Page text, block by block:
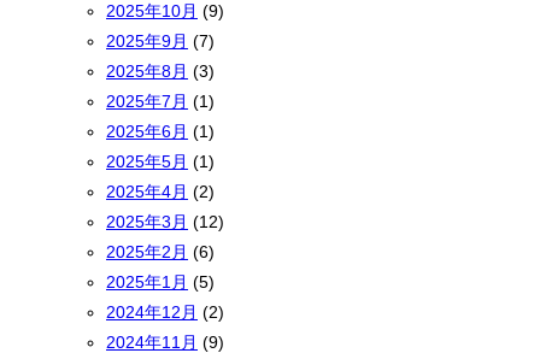
2025年10月 (9)
2025年9月 (7)
2025年8月 (3)
2025年7月 (1)
2025年6月 (1)
2025年5月 (1)
2025年4月 (2)
2025年3月 (12)
2025年2月 (6)
2025年1月 (5)
2024年12月 (2)
2024年11月 (9)